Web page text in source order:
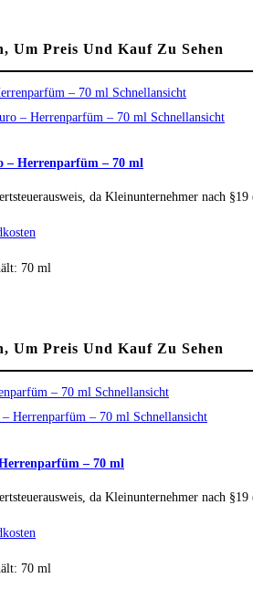
Um Preis Und Kauf Zu Sehen
Schnellansicht
Schnellansicht
– Herrenparfüm – 70 ml
da Kleinunternehmer nach
70 ml
Um Preis Und Kauf Zu Sehen
Schnellansicht
Schnellansicht
– 70 ml
da Kleinunternehmer nach
70 ml